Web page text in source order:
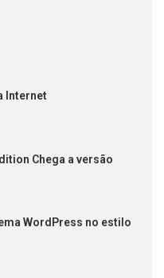
Internet
Chega a versão
WordPress no estilo